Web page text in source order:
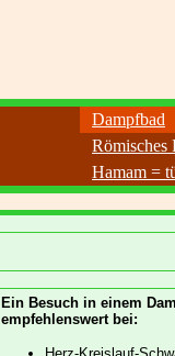
Dampfbad
Römisches
Hamam =
Ein Besuch in einem
empfehlenswert bei: